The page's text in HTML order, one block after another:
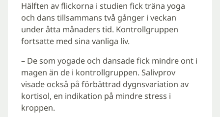
Hälften av flickorna i studien fick träna yoga
och dans tillsammans två gånger i veckan
under åtta månaders tid. Kontrollgruppen
fortsatte med sina vanliga liv.
– De som yogade och dansade fick mindre ont i
magen än de i kontrollgruppen. Salivprov
visade också på förbättrad dygnsvariation av
kortisol, en indikation på mindre stress i
kroppen.